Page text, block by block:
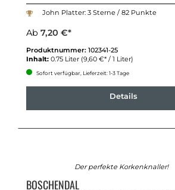
John Platter: 3 Sterne / 82 Punkte
Ab 7,20 €*
Produktnummer: 102341-25
Inhalt: 0.75 Liter (9,60 €* / 1 Liter)
Sofort verfügbar, Lieferzeit: 1-3 Tage
Details
Der perfekte Korkenknaller!
BOSCHENDAL